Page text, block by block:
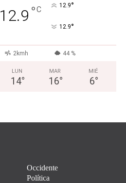
12.9 °C 12.9°
12.9°
2kmh 44 %
LUN
14°
MAR
16°
MIÉ
6°
Occidente
Política